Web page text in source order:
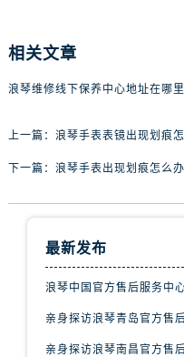
相关文章
浪琴维修线下保养中心地址在哪
上一篇： 浪琴手表表镜出现划痕
下一篇： 浪琴手表出现划痕怎么
最新发布